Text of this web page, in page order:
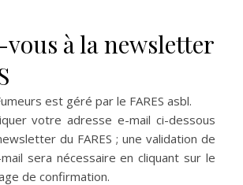
à la newsletter
est géré par le FARES asbl.
votre adresse e-mail ci-dessous
du FARES ; une validation de
sera nécessaire en cliquant sur le
de confirmation.